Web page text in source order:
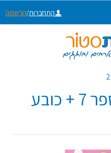
התחברות/הרשמה
נר יום הולדת מספר 7 + כובע